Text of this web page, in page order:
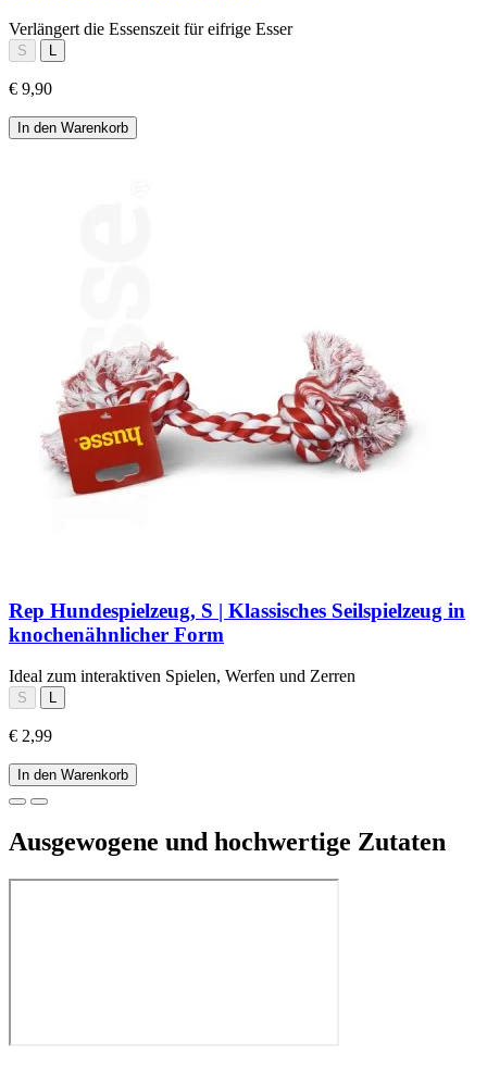
Verlängert die Essenszeit für eifrige Esser
S L
€ 9,90
In den Warenkorb
Rep Hundespielzeug, S | Klassisches Seilspielzeug in
knochenähnlicher Form
Ideal zum interaktiven Spielen, Werfen und Zerren
S L
€ 2,99
In den Warenkorb
Ausgewogene und hochwertige Zutaten